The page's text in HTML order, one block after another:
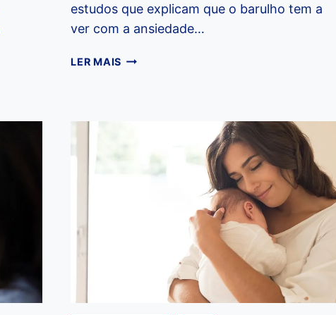
estudos que explicam que o barulho tem a
ver com a ansiedade…
LER MAIS O